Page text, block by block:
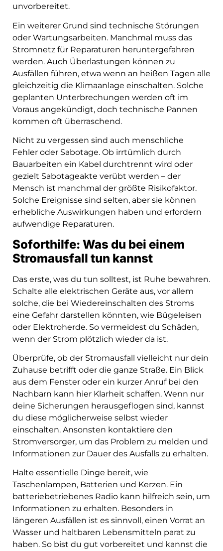
unvorbereitet.
Ein weiterer Grund sind technische Störungen
oder Wartungsarbeiten. Manchmal muss das
Stromnetz für Reparaturen heruntergefahren
werden. Auch Überlastungen können zu
Ausfällen führen, etwa wenn an heißen Tagen alle
gleichzeitig die Klimaanlage einschalten. Solche
geplanten Unterbrechungen werden oft im
Voraus angekündigt, doch technische Pannen
kommen oft überraschend.
Nicht zu vergessen sind auch menschliche
Fehler oder Sabotage. Ob irrtümlich durch
Bauarbeiten ein Kabel durchtrennt wird oder
gezielt Sabotageakte verübt werden – der
Mensch ist manchmal der größte Risikofaktor.
Solche Ereignisse sind selten, aber sie können
erhebliche Auswirkungen haben und erfordern
aufwendige Reparaturen.
Soforthilfe: Was du bei einem
Stromausfall tun kannst
Das erste, was du tun solltest, ist Ruhe bewahren.
Schalte alle elektrischen Geräte aus, vor allem
solche, die bei Wiedereinschalten des Stroms
eine Gefahr darstellen könnten, wie Bügeleisen
oder Elektroherde. So vermeidest du Schäden,
wenn der Strom plötzlich wieder da ist.
Überprüfe, ob der Stromausfall vielleicht nur dein
Zuhause betrifft oder die ganze Straße. Ein Blick
aus dem Fenster oder ein kurzer Anruf bei den
Nachbarn kann hier Klarheit schaffen. Wenn nur
deine Sicherungen herausgeflogen sind, kannst
du diese möglicherweise selbst wieder
einschalten. Ansonsten kontaktiere den
Stromversorger, um das Problem zu melden und
Informationen zur Dauer des Ausfalls zu erhalten.
Halte essentielle Dinge bereit, wie
Taschenlampen, Batterien und Kerzen. Ein
batteriebetriebenes Radio kann hilfreich sein, um
Informationen zu erhalten. Besonders in
längeren Ausfällen ist es sinnvoll, einen Vorrat an
Wasser und haltbaren Lebensmitteln parat zu
haben. So bist du gut vorbereitet und kannst die